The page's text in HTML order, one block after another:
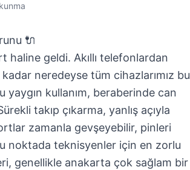
🔌
geldi. Akıllı telefonlardan
neredeyse tüm cihazlarımız bu
yaygın kullanım, beraberinde can
takıp çıkarma, yanlış açıyla
zamanla gevşeyebilir, pinleri
noktada teknisyenler için en zorlu
genellikle anakarta çok sağlam bir